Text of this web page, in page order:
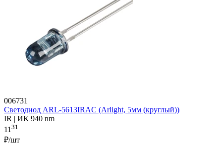
006731
Светодиод ARL-5613IRAC (Arlight, 5мм (круглый))
IR | ИК 940 nm
1131
₽/шт